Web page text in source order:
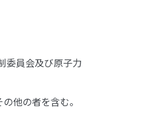
委員会及び原子力
他の者を含む。